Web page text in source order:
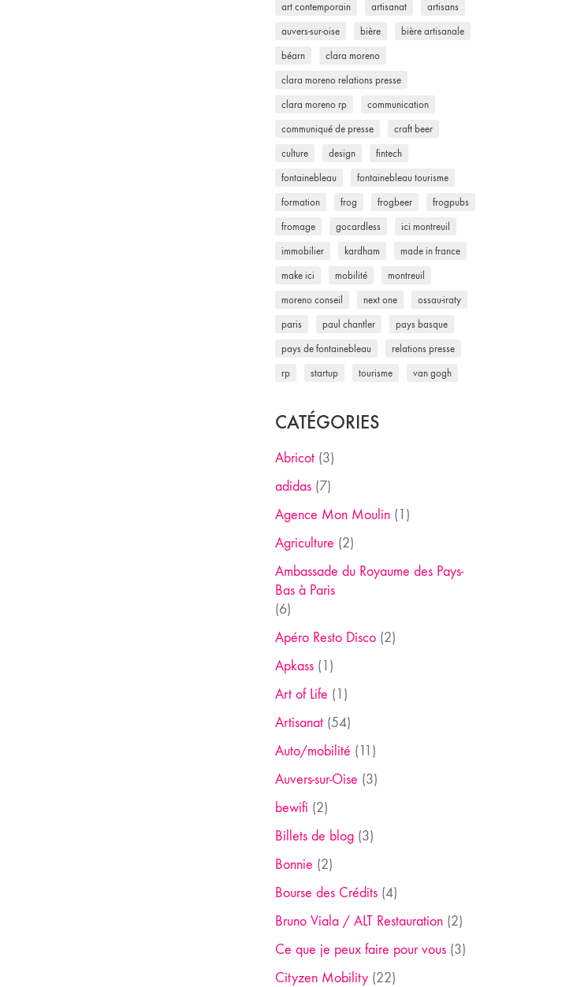
art contemporain artisanat artisans
auvers-sur-oise bière bière artisanale
béarn clara moreno
clara moreno relations presse
clara moreno rp communication
communiqué de presse craft beer
culture design fintech
fontainebleau fontainebleau tourisme
formation frog frogbeer frogpubs
fromage gocardless ici montreuil
immobilier kardham made in france
make ici mobilité montreuil
moreno conseil next one ossau-iraty
paris paul chantler pays basque
pays de fontainebleau relations presse
rp startup tourisme van gogh
CATÉGORIES
Abricot(3)
adidas(7)
Agence Mon Moulin(1)
Agriculture (2)
Ambassade du Royaume des Pays-
Bas à Paris
(6)
Apéro Resto Disco(2)
Apkass(1)
Art of Life (1)
Artisanat(54)
Auto/mobilité (11)
Auvers-sur-Oise (3)
bewifi (2)
Billets de blog(3)
Bonnie (2)
Bourse des Crédits(4)
Bruno Viala / ALT Restauration(2)
Ce que je peux faire pour vous(3)
Cityzen Mobility(22)